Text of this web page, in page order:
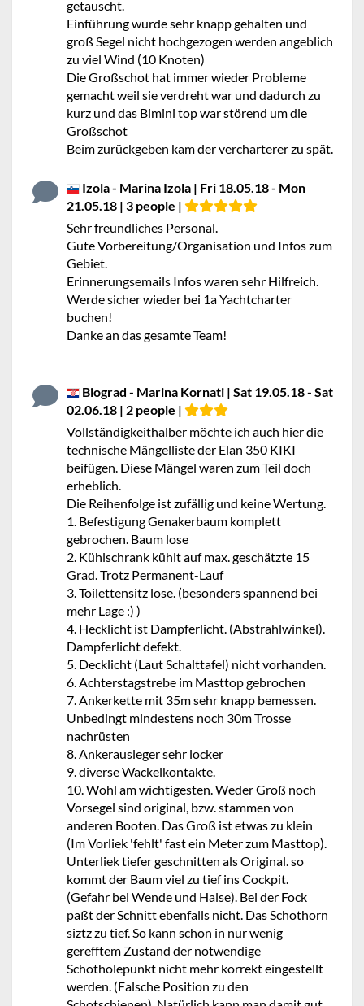
getauscht.
Einführung wurde sehr knapp gehalten und
groß Segel nicht hochgezogen werden angeblich
zu viel Wind (10 Knoten)
Die Großschot hat immer wieder Probleme
gemacht weil sie verdreht war und dadurch zu
kurz und das Bimini top war störend um die
Großschot
Beim zurückgeben kam der vercharterer zu spät.
Izola - Marina Izola | Fri 18.05.18 - Mon
21.05.18 | 3 people |
Sehr freundliches Personal.
Gute Vorbereitung/Organisation und Infos zum
Gebiet.
Erinnerungsemails Infos waren sehr Hilfreich.
Werde sicher wieder bei 1a Yachtcharter
buchen!
Danke an das gesamte Team!
Biograd - Marina Kornati | Sat 19.05.18 - Sat
02.06.18 | 2 people |
Vollständigkeithalber möchte ich auch hier die
technische Mängelliste der Elan 350 KIKI
beifügen. Diese Mängel waren zum Teil doch
erheblich.
Die Reihenfolge ist zufällig und keine Wertung.
1. Befestigung Genakerbaum komplett
gebrochen. Baum lose
2. Kühlschrank kühlt auf max. geschätzte 15
Grad. Trotz Permanent-Lauf
3. Toilettensitz lose. (besonders spannend bei
mehr Lage :) )
4. Hecklicht ist Dampferlicht. (Abstrahlwinkel).
Dampferlicht defekt.
5. Decklicht (Laut Schalttafel) nicht vorhanden.
6. Achterstagstrebe im Masttop gebrochen
7. Ankerkette mit 35m sehr knapp bemessen.
Unbedingt mindestens noch 30m Trosse
nachrüsten
8. Ankerausleger sehr locker
9. diverse Wackelkontakte.
10. Wohl am wichtigesten. Weder Groß noch
Vorsegel sind original, bzw. stammen von
anderen Booten. Das Groß ist etwas zu klein
(Im Vorliek 'fehlt' fast ein Meter zum Masttop).
Unterliek tiefer geschnitten als Original. so
kommt der Baum viel zu tief ins Cockpit.
(Gefahr bei Wende und Halse). Bei der Fock
paßt der Schnitt ebenfalls nicht. Das Schothorn
siztz zu tief. So kann schon in nur wenig
gerefftem Zustand der notwendige
Schotholepunkt nicht mehr korrekt eingestellt
werden. (Falsche Position zu den